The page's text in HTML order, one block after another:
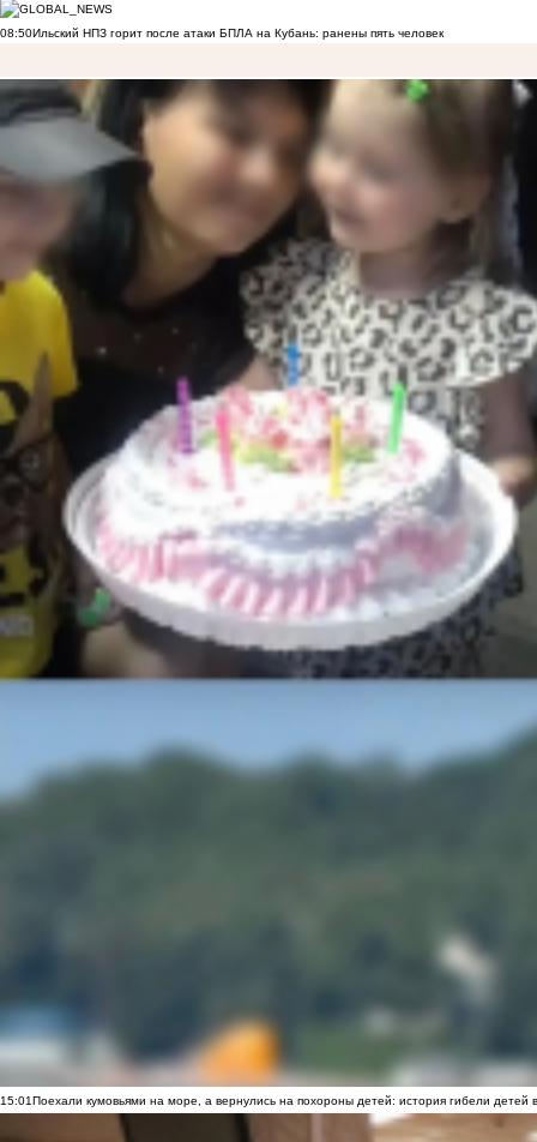
08:50Ильский НПЗ горит после атаки БПЛА на Кубань: ранены пять человек
15:01Поехали кумовьями на море, а вернулись на похороны детей: история гибели детей